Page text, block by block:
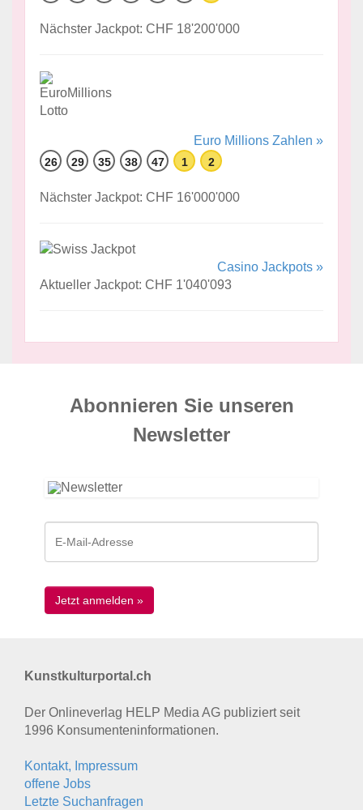
Nächster Jackpot: CHF 18'200'000
Euro Millions Zahlen »
26 29 35 38 47 1 2
Nächster Jackpot: CHF 16'000'000
Casino Jackpots »
Aktueller Jackpot: CHF 1'040'093
Abonnieren Sie unseren
News­letter
Kunstkulturportal.ch
Der Onlineverlag HELP Media AG publiziert seit
1996 Konsumenten­informationen.
Kontakt, Impressum
offene Jobs
Letzte Suchanfragen